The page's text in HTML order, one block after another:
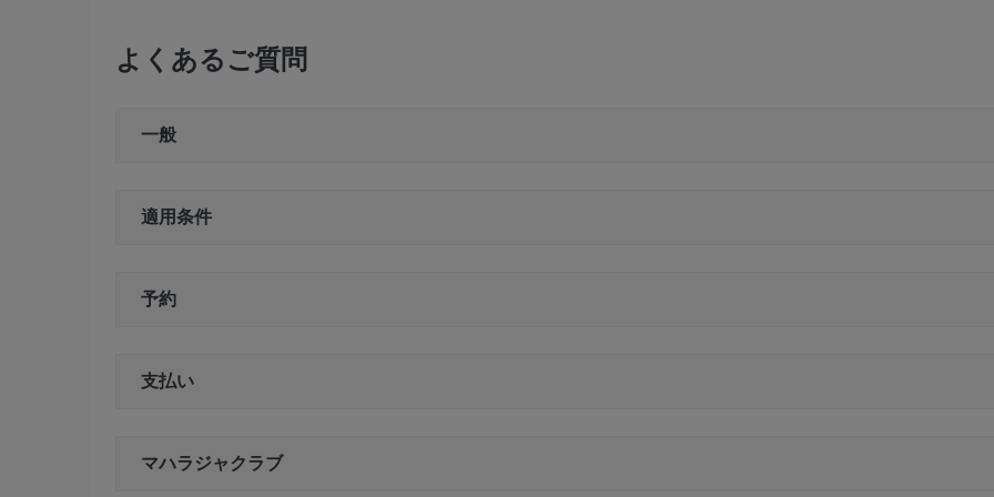
よくあるご質問
一般
適用条件
予約
支払い
マハラジャクラブ